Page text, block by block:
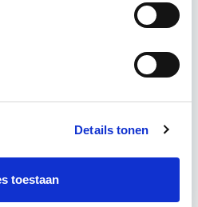
Details tonen
toestaan